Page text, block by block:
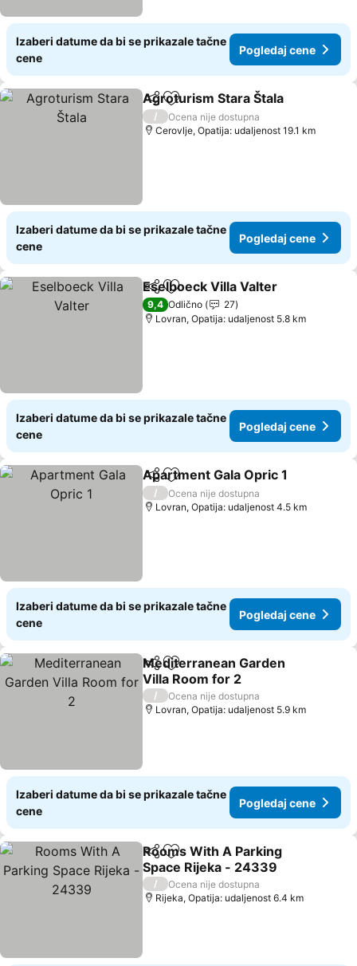
Izaberi datume da bi se prikazale tačne
cene
Pogledaj cene
Deli Dodati u favorite
Agroturism Stara Štala
/
Ocena nije dostupna
Cerovlje, Opatija: udaljenost 19.1 km
Izaberi datume da bi se prikazale tačne
cene
Pogledaj cene
Deli Dodati u favorite
Eselboeck Villa Valter
9,4 Odlično
27
Lovran, Opatija: udaljenost 5.8 km
Izaberi datume da bi se prikazale tačne
cene
Pogledaj cene
Deli Dodati u favorite
Apartment Gala Opric 1
/
Ocena nije dostupna
Lovran, Opatija: udaljenost 4.5 km
Izaberi datume da bi se prikazale tačne
cene
Pogledaj cene
Deli Dodati u favorite
Mediterranean Garden
Villa Room for 2
/
Ocena nije dostupna
Lovran, Opatija: udaljenost 5.9 km
Izaberi datume da bi se prikazale tačne
cene
Pogledaj cene
Deli Dodati u favorite
Rooms With A Parking
Space Rijeka - 24339
/
Ocena nije dostupna
Rijeka, Opatija: udaljenost 6.4 km